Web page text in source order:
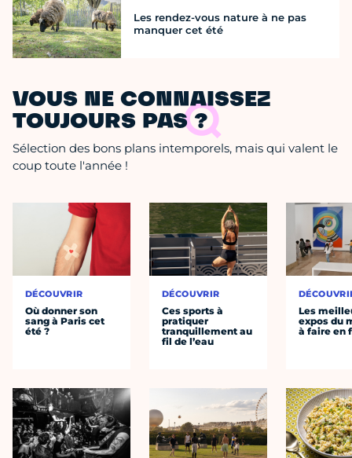
Les rendez-vous nature à ne pas
manquer cet été
VOUS NE CONNAISSEZ
TOUJOURS PAS ?
Sélection des bons plans intemporels, mais qui valent le
coup toute l'année !
DÉCOUVRIR
Où donner son
sang à Paris cet
été ?
DÉCOUVRIR
Ces sports à
pratiquer
tranquillement au
fil de l’eau
Les
expos du
à faire en